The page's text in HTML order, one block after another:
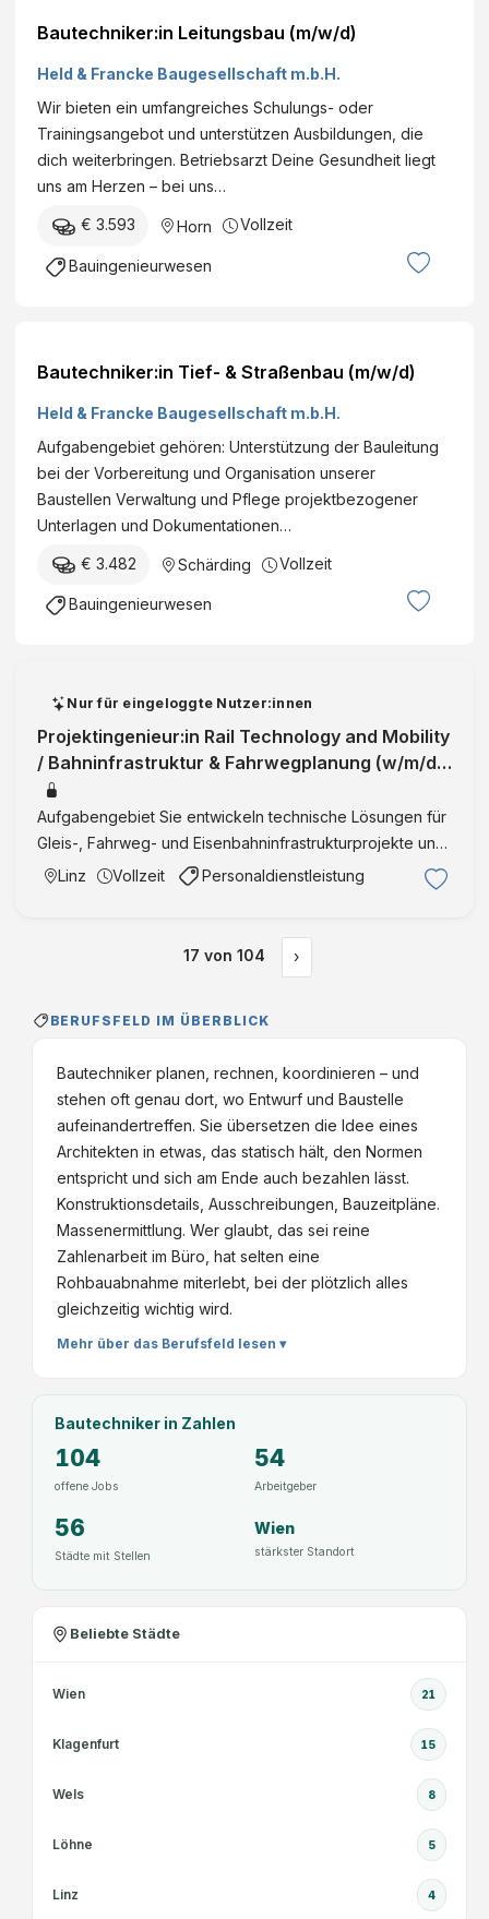
Bautechniker:in Leitungsbau (m/w/d)
Held & Francke Baugesellschaft m.b.H.
Wir bieten ein umfangreiches Schulungs- oder
Trainingsangebot und unterstützen Ausbildungen, die
dich weiterbringen. Betriebsarzt Deine Gesundheit liegt
uns am Herzen – bei uns…
€ 3.593 Horn Vollzeit
Bauingenieurwesen
Bautechniker:in Tief- & Straßenbau (m/w/d)
Held & Francke Baugesellschaft m.b.H.
Aufgabengebiet gehören: Unterstützung der Bauleitung
bei der Vorbereitung und Organisation unserer
Baustellen Verwaltung und Pflege projektbezogener
Unterlagen und Dokumentationen…
€ 3.482 Schärding Vollzeit
Bauingenieurwesen
Nur für eingeloggte Nutzer:innen
Projektingenieur:in Rail Technology and Mobility
/ Bahninfrastruktur & Fahrwegplanung (w/m/d)
Planen Sie Infrastruktur,
Aufgabengebiet Sie entwickeln technische Lösungen für
Gleis-, Fahrweg- und Eisenbahninfrastrukturprojekte und
schaffen die Grundlage für nachhaltige Mobilität Sie
Linz Vollzeit Personaldienstleistung
17 von 104 ›
BERUFSFELD IM ÜBERBLICK
Bautechniker planen, rechnen, koordinieren – und
stehen oft genau dort, wo Entwurf und Baustelle
aufeinandertreffen. Sie übersetzen die Idee eines
Architekten in etwas, das statisch hält, den Normen
entspricht und sich am Ende auch bezahlen lässt.
Konstruktionsdetails, Ausschreibungen, Bauzeitpläne.
Massenermittlung. Wer glaubt, das sei reine
Zahlenarbeit im Büro, hat selten eine
Rohbauabnahme miterlebt, bei der plötzlich alles
gleichzeitig wichtig wird.
Mehr über das Berufsfeld lesen ▾
Bautechnikerin Zahlen
104
offene Jobs
54
Arbeitgeber
56
Städte mit Stellen
Wien
stärkster Standort
Beliebte Städte
Wien 21
Klagenfurt 15
Wels 8
Löhne 5
Linz 4